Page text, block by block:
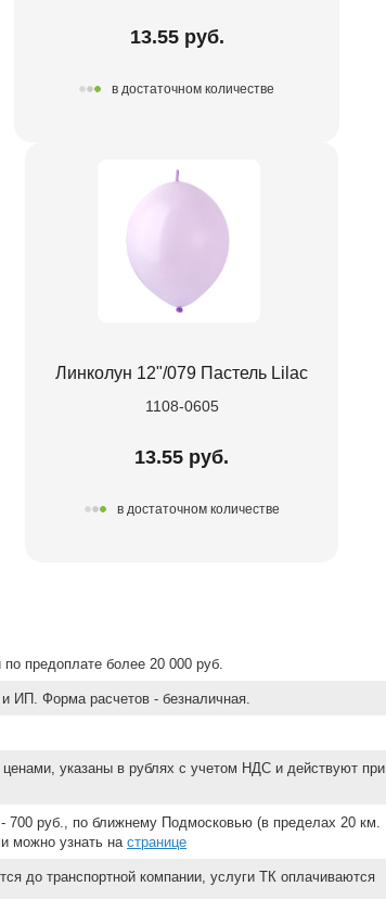
13.55 руб.
в достаточном количестве
Линколун 12"/079 Пастель Lilac
1108-0605
13.55 руб.
в достаточном количестве
предоплате более 20 000 руб.
ИП. Форма расчетов - безналичная.
указаны в рублях с учетом НДС и действуют при
руб., по ближнему Подмосковью (в пределах 20 км.
можно узнать на странице
до транспортной компании, услуги ТК оплачиваются